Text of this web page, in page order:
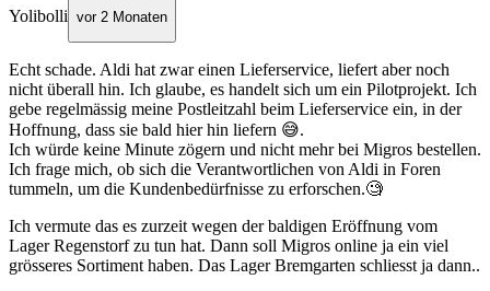
Yolibolli vor 2 Monaten
Echt schade. Aldi hat zwar einen Lieferservice, liefert aber noch
nicht überall hin. Ich glaube, es handelt sich um ein Pilotprojekt. Ich
gebe regelmässig meine Postleitzahl beim Lieferservice ein, in der
Hoffnung, dass sie bald hier hin liefern 😅.
Ich würde keine Minute zögern und nicht mehr bei Migros bestellen.
Ich frage mich, ob sich die Verantwortlichen von Aldi in Foren
tummeln, um die Kundenbedürfnisse zu erforschen.🧐
Ich vermute das es zurzeit wegen der baldigen Eröffnung vom
Lager Regenstorf zu tun hat. Dann soll Migros online ja ein viel
grösseres Sortiment haben. Das Lager Bremgarten schliesst ja dann..